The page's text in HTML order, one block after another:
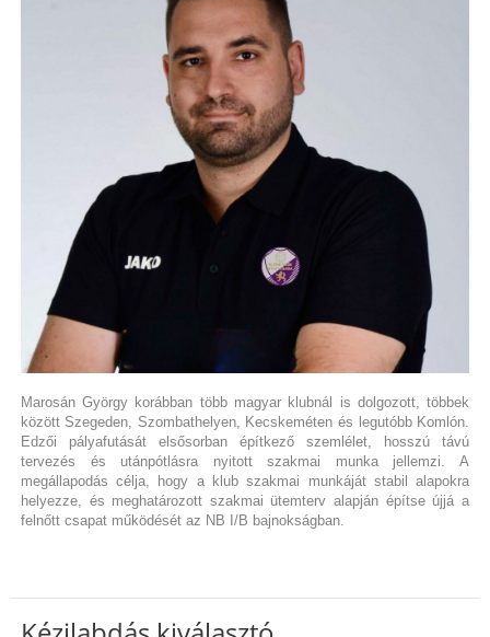
Marosán György korábban több magyar klubnál is dolgozott, többek
között Szegeden, Szombathelyen, Kecskeméten és legutóbb Komlón.
Edzői pályafutását elsősorban építkező szemlélet, hosszú távú
tervezés és utánpótlásra nyitott szakmai munka jellemzi. A
megállapodás célja, hogy a klub szakmai munkáját stabil alapokra
helyezze, és meghatározott szakmai ütemterv alapján építse újjá a
felnőtt csapat működését az NB I/B bajnokságban.